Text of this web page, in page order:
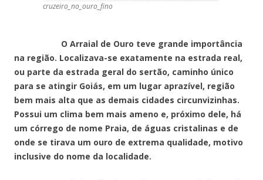
cruzeiro_no_ouro_fino
O Arraial de Ouro teve grande importância
na região. Localizava-se exatamente na estrada real,
ou parte da estrada geral do sertão, caminho único
para se atingir Goiás, em um lugar aprazível, região
bem mais alta que as demais cidades circunvizinhas.
Possui um clima bem mais ameno e, próximo dele, há
um córrego de nome Praia, de águas cristalinas e de
onde se tirava um ouro de extrema qualidade, motivo
inclusive do nome da localidade.